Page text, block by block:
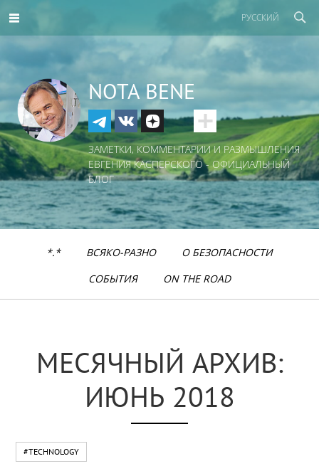
РУССКИЙ
NOTA BENE
ЗАМЕТКИ, КОММЕНТАРИИ И РАЗМЫШЛЕНИЯ
ЕВГЕНИЯ КАСПЕРСКОГО - ОФИЦИАЛЬНЫЙ
БЛОГ
*.* ВСЯКО-РАЗНО
О БЕЗОПАСНОСТИ
СОБЫТИЯ
ON THE ROAD
МЕСЯЧНЫЙ АРХИВ:
ИЮНЬ 2018
#TECHNOLOGY